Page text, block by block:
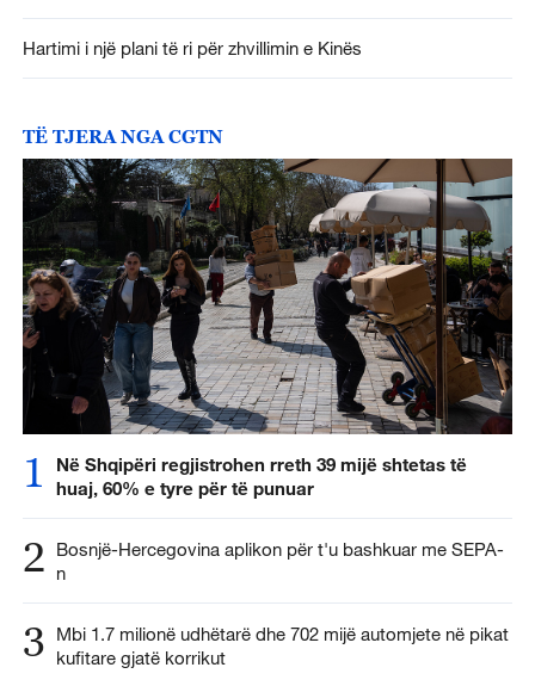
Hartimi i një plani të ri për zhvillimin e Kinës
TË TJERA NGA CGTN
1
Në Shqipëri regjistrohen rreth 39 mijë shtetas të
huaj, 60% e tyre për të punuar
2
Bosnjë-Hercegovina aplikon për t'u bashkuar me SEPA-
n
3
Mbi 1.7 milionë udhëtarë dhe 702 mijë automjete në pikat
kufitare gjatë korrikut